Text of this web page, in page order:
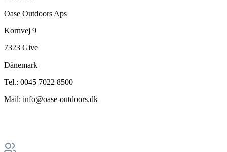
Oase Outdoors Aps
Kornvej 9
7323 Give
Dänemark
Tel.: 0045 7022 8500
Mail: info@oase-outdoors.dk